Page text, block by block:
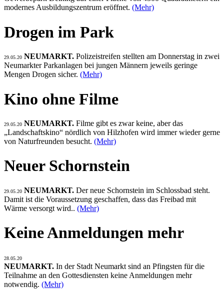
modernes Ausbildungszentrum eröffnet. (Mehr)
Drogen im Park
29.05.20 NEUMARKT. Polizeistreifen stellten am Donnerstag in zwei
Neumarkter Parkanlagen bei jungen Männern jeweils geringe
Mengen Drogen sicher. (Mehr)
Kino ohne Filme
29.05.20 NEUMARKT. Filme gibt es zwar keine, aber das
„Landschaftskino“ nördlich von Hilzhofen wird immer wieder gerne
von Naturfreunden besucht. (Mehr)
Neuer Schornstein
29.05.20 NEUMARKT. Der neue Schornstein im Schlossbad steht.
Damit ist die Voraussetzung geschaffen, dass das Freibad mit
Wärme versorgt wird.. (Mehr)
Keine Anmeldungen mehr
28.05.20
NEUMARKT. In der Stadt Neumarkt sind an Pfingsten für die
Teilnahme an den Gottesdiensten keine Anmeldungen mehr
notwendig. (Mehr)